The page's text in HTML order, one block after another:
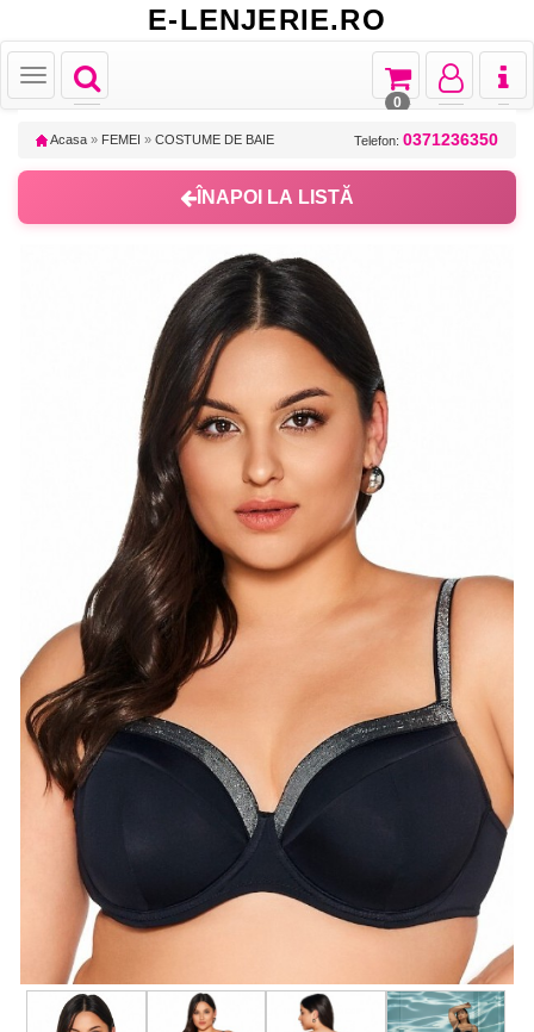
E-LENJERIE.RO
Toggle
navigation
Toggle
Toggle
navigation
Toggle
navigation
Toggle
navigation
0
Acasa » FEMEI » COSTUME DE BAIE Telefon: 0371236350
ÎNAPOI LA LISTĂ